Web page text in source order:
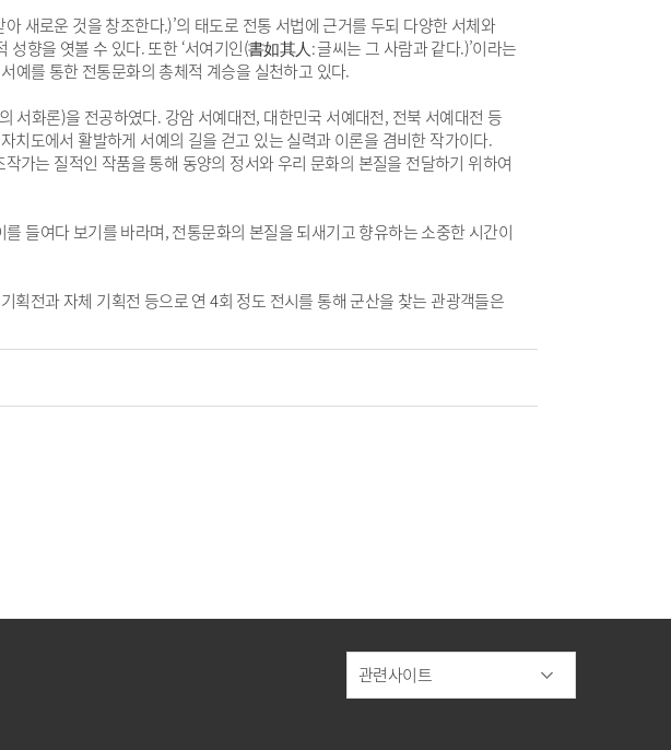
새로운 것을 창조한다.)’의 태도로 전통 서법에 근거를 두되 다양한 서체와
향을 엿볼 수 있다. 또한 ‘서여기인(書如其人: 글씨는 그 사람과 같다.)’이라는
예를 통한 전통문화의 총체적 계승을 실천하고 있다.
서화론)을 전공하였다. 강암 서예대전, 대한민국 서예대전, 전북 서예대전 등
치도에서 활발하게 서예의 길을 걷고 있는 실력과 이론을 겸비한 작가이다.
가는 질적인 작품을 통해 동양의 정서와 우리 문화의 본질을 전달하기 위하여
들여다 보기를 바라며, 전통문화의 본질을 되새기고 향유하는 소중한 시간이
전과 자체 기획전 등으로 연 4회 정도 전시를 통해 군산을 찾는 관광객들은
관련사이트